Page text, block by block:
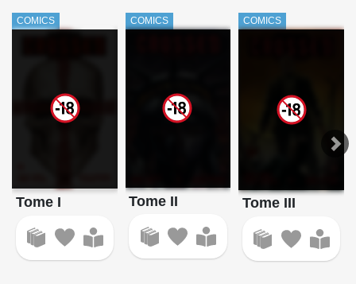
COMICS
Tome I
COMICS
Tome II
COMICS
Tome III